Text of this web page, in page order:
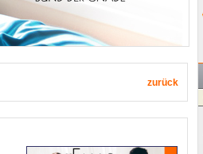
zurück